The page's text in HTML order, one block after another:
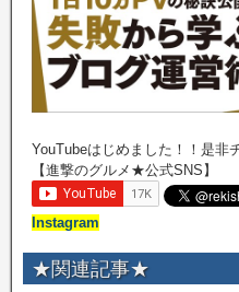
YouTubeはじめました！！是非
【進撃のグルメ★公式SNS】
Instagram
★関連記事★